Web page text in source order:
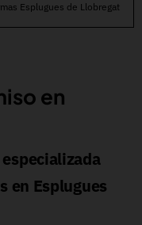
Esplugues de Llobregat
en
en Esplugues